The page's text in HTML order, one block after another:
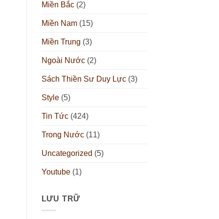
Miền Bắc(2)
Miền Nam(15)
Miền Trung (3)
Ngoài Nước(2)
Sách Thiền Sư Duy Lực(3)
Style(5)
Tin Tức(424)
Trong Nước(11)
Uncategorized (5)
Youtube(1)
LƯU TRỮ